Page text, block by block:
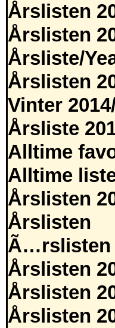
Årslisten
Årslisten
Årsliste/
Årslisten
Vinter
Årsliste
Alltime
Alltime
Årslisten
Årslisten
Ã…rslisten
Årslisten
Årslisten
Årslisten